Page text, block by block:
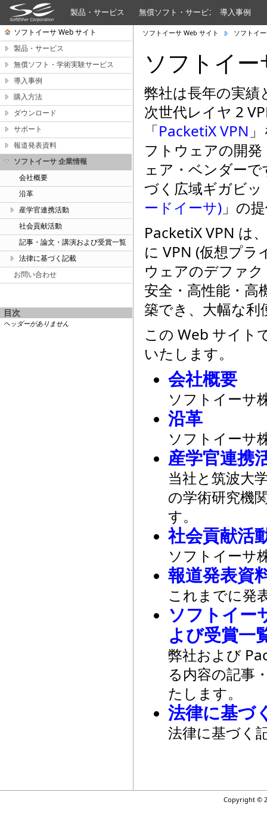
製品・サービス 無償ソフト・サービス 導入事例
ソフトイーサ Web サイト
製品・サービス
無償ソフト・学術実験サービス
導入事例
購入方法
ダウンロード
サポート
報道発表資料
ソフトイーサ 企業情報
会社概要
沿革
産学官連携活動
社会貢献活動
記事・論文・講演および受賞一覧
法律に基づく記載
お問い合わせ
目次
ヘッダーがありません
ソフトイーサ Web サイト ソフトイ
ソフトイ
弊社は長年の実績
次世代レイヤ 2
「PacketiX VPN
フトウェアの開
ェア・ベンダー
づく広域ギガビ
ードイーサ) 」の
PacketiX VPN は
に VPN (仮想プ
ウェアのデファ
安全・高性能・高
築でき、大幅な
この Web サイト
いたします。
会社概要
ソフトイーサ
沿革
ソフトイーサ
産学官連携
当社と筑波大
の学術研究機
す。
社会貢献活
ソフトイーサ
報道発表資
これまでに発
ソフトイー
よび受賞一
弊社および
る内容の記事
たします。
法律に基づ
法律に基づく
Copyright ©